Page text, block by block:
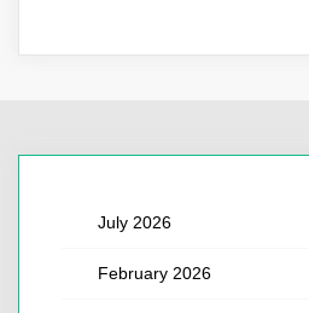
July 2026
February 2026